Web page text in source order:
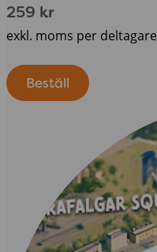
259 kr
exkl. moms per deltagare
Beställ